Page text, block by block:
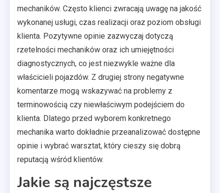
mechaników. Często klienci zwracają uwagę na jakość
wykonanej usługi, czas realizacji oraz poziom obsługi
klienta. Pozytywne opinie zazwyczaj dotyczą
rzetelności mechaników oraz ich umiejętności
diagnostycznych, co jest niezwykle ważne dla
właścicieli pojazdów. Z drugiej strony negatywne
komentarze mogą wskazywać na problemy z
terminowością czy niewłaściwym podejściem do
klienta. Dlatego przed wyborem konkretnego
mechanika warto dokładnie przeanalizować dostępne
opinie i wybrać warsztat, który cieszy się dobrą
reputacją wśród klientów.
Jakie są najczęstsze